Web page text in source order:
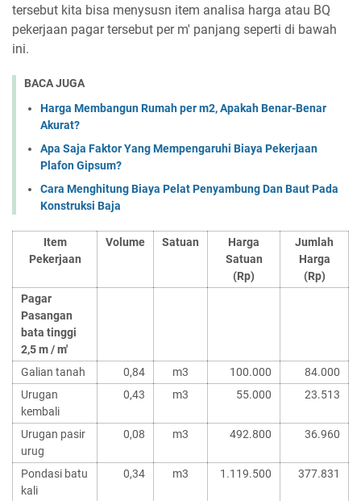
tersebut kita bisa menysusn item analisa harga atau BQ
pekerjaan pagar tersebut per m' panjang seperti di bawah
ini.
BACA JUGA
Harga Membangun Rumah per m2, Apakah Benar-Benar
Akurat?
Apa Saja Faktor Yang Mempengaruhi Biaya Pekerjaan
Plafon Gipsum?
Cara Menghitung Biaya Pelat Penyambung Dan Baut Pada
Konstruksi Baja
Item
Pekerjaan
Volume Satuan
Harga
Satuan
(Rp)
Jumlah
Harga
(Rp)
Pagar
Pasangan
bata tinggi
2,5 m / m'
Galian tanah
0,84 m3 100.000
84.000
Urugan
kembali
0,43 m3 55.000 23.513
Urugan pasir
urug
0,08 m3 492.800 36.960
Pondasi batu
kali
0,34 m3 1.119.500 377.831